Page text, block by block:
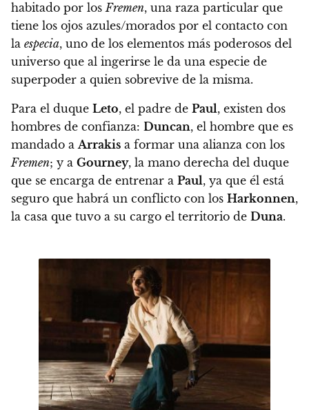
habitado por losFremen, una raza particular que
tiene los ojos azules/morados por el contacto con
la especia, uno de los elementos más poderosos del
universo que al ingerirse le da una especie de
superpoder a quien sobrevive de la misma.
Para el duque Leto, el padre de Paul, existen dos
hombres de confianza: Duncan, el hombre que es
mandado aArrakis a formar una alianza con los
Fremen; y a Gourney, la mano derecha del duque
que se encarga de entrenar a Paul, ya que él está
seguro que habrá un conflicto con los Harkonnen,
la casa que tuvo a su cargo el territorio de Duna.